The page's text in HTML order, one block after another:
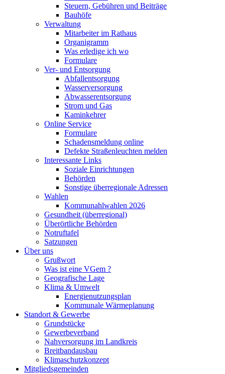
Steuern, Gebühren und Beiträge
Bauhöfe
Verwaltung
Mitarbeiter im Rathaus
Organigramm
Was erledige ich wo
Formulare
Ver- und Entsorgung
Abfallentsorgung
Wasserversorgung
Abwasserentsorgung
Strom und Gas
Kaminkehrer
Online Service
Formulare
Schadensmeldung online
Defekte Straßenleuchten melden
Interessante Links
Soziale Einrichtungen
Behörden
Sonstige überregionale Adressen
Wahlen
Kommunahlwahlen 2026
Gesundheit (überregional)
Überörtliche Behörden
Notruftafel
Satzungen
Über uns
Grußwort
Was ist eine VGem ?
Geografische Lage
Klima & Umwelt
Energienutzungsplan
Kommunale Wärmeplanung
Standort & Gewerbe
Grundstücke
Gewerbeverband
Nahversorgung im Landkreis
Breitbandausbau
Klimaschutzkonzept
Mitgliedsgemeinden